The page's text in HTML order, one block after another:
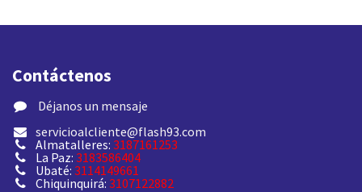
Contáctenos
​ Déjanos un mensaje
servicioalcliente@flash93.com
Almatalleres: 3187161253
La Paz: 3183586404
Ubaté: 3114149661
Chiquinquirá: 3107122882